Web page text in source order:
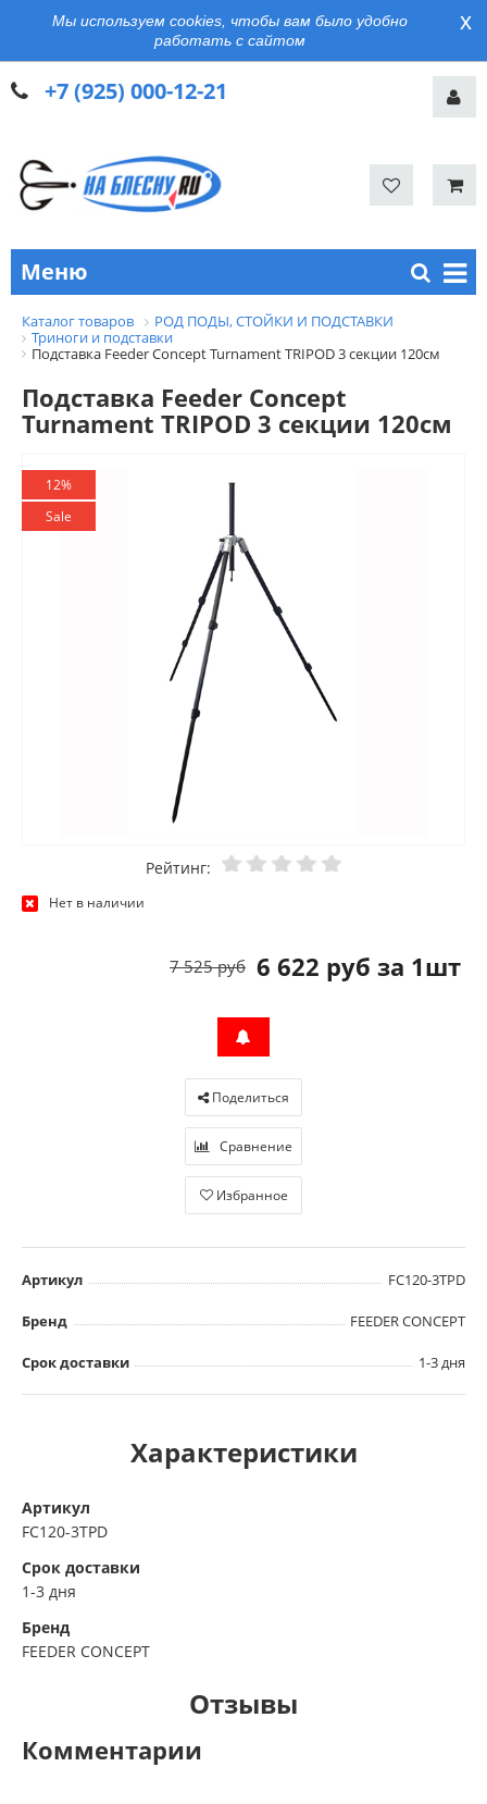
Мы используем cookies, чтобы вам было удобно
работать с сайтом
x
+7 (925) 000-12-21
Меню
Каталог товаров
РОД ПОДЫ, СТОЙКИ И ПОДСТАВКИ
Триноги и подставки
Подставка Feeder Concept Turnament TRIPOD 3 секции 120см
Подставка Feeder Concept
Turnament TRIPOD 3 секции 120см
12%
Sale
Рейтинг:
Нет в наличии
6 622 руб за 1шт
7 525 руб
Поделиться
Сравнение
Избранное
Артикул FC120-3TPD
Бренд FEEDER CONCEPT
Срок доставки 1-3 дня
Характеристики
Артикул
FC120-3TPD
Срок доставки
1-3 дня
Бренд
FEEDER CONCEPT
Отзывы
Комментарии